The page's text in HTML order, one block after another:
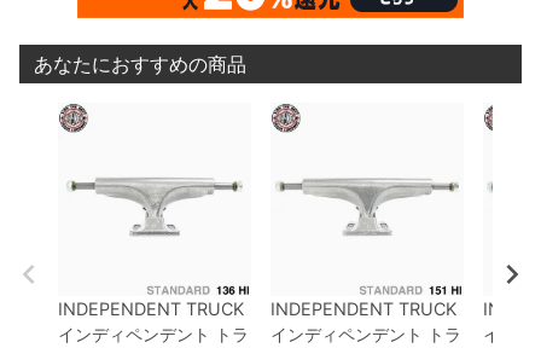
あなたにおすすめの商品
INDEPENDENT TRUCK
インディペンデント
トラ
INDEPENDENT TRUCK
インディペンデント
トラ
インデ